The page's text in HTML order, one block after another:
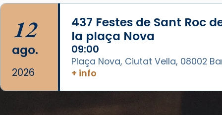
Semproniana ens ajuden a alçar
la mirada»
Mons. Sergi Gordo, bisbe de
Tortosa, ha presidit aquest 27 de
juliol la missa de Les Santes de
Mataró.
12
ago.
2026
437 Festes de Sant Roc
la plaça Nova
09:00
Plaça Nova, Ciutat Vella, 08002
+ info